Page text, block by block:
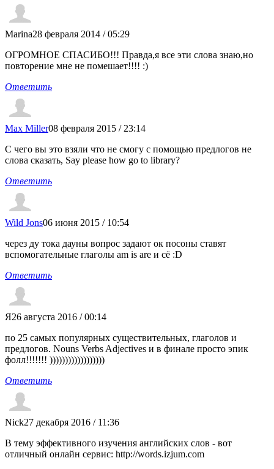
Marina28 февраля 2014 / 05:29
ОГРОМНОЕ СПАСИБО!!! Правда,я все эти слова знаю,но
повторение мне не помешает!!!! :)
Ответить
Max Miller08 февраля 2015 / 23:14
С чего вы это взяли что не смогу с помощью предлогов не
слова сказать, Say please how go to library?
Ответить
Wild Jons06 июня 2015 / 10:54
через ду тока дауны вопрос задают ок посоны ставят
вспомогательные глаголы am is are и сё :D
Ответить
Я26 августа 2016 / 00:14
по 25 самых популярных существительных, глаголов и
предлогов. Nouns Verbs Adjectives и в финале просто эпик
фолл!!!!!!! ))))))))))))))))))
Ответить
Nick27 декабря 2016 / 11:36
В тему эффективного изучения английских слов - вот
отличный онлайн сервис: http://words.izjum.com